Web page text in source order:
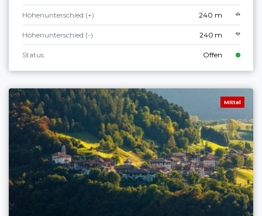
Höhenunterschied (+) 240 m
Höhenunterschied (-) 240 m
Status Offen
Mittel